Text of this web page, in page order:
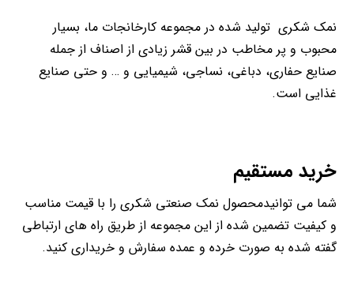
نمک شکری تولید شده در مجموعه کارخانجات ما، بسیار
محبوب و پر مخاطب در بین قشر زیادی از اصناف از جمله
صنایع حفاری، دباغی، نساجی، شیمیایی و … و حتی صنایع
غذایی است.
خرید مستقیم
شما می توانیدمحصول نمک صنعتی شکری را با قیمت مناسب
و کیفیت تضمین شده از این مجموعه از طریق راه های ارتباطی
گفته شده به صورت خرده و عمده سفارش و خریداری کنید.